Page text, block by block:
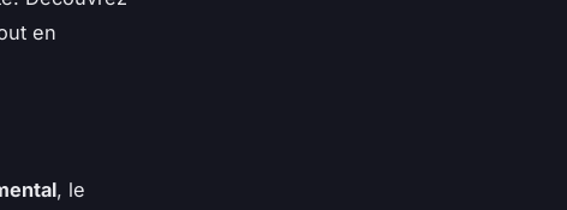
en
, le